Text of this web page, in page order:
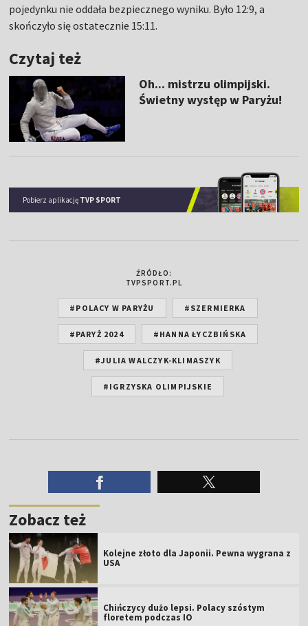
pojedynku nie oddała bezpiecznego wyniku. Było 12:9, a
skończyło się ostatecznie 15:11.
Czytaj też
Oh... mistrzu olimpijski.
Świetny występ w Paryżu!
Pobierz aplikację TVP SPORT
ŹRÓDŁO:
TVPSPORT.PL
#POLACY W PARYŻU #SZERMIERKA
#PARYŻ 2024 #HANNA ŁYCZBIŃSKA
#JULIA WALCZYK-KLIMASZYK
#IGRZYSKA OLIMPIJSKIE
Zobacz też
Kolejne złoto dla Japonii. Pewna wygrana z
USA
Chińczycy dużo lepsi. Polacy szóstym
floretem podczas IO